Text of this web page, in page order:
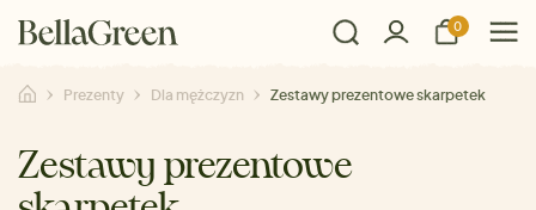
0
Prezenty Dla mężczyzn Zestawy prezentowe skarpetek
Zestawy prezentowe